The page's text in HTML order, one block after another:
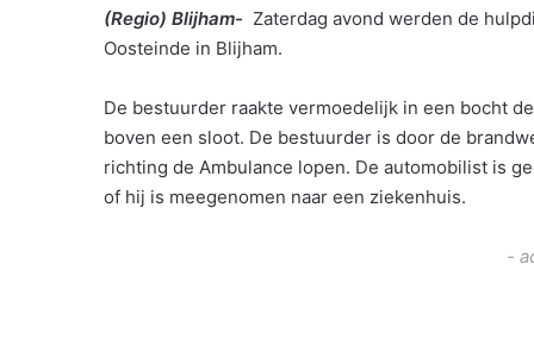
(Regio) Blijham- Zaterdag avond werden de
Oosteinde in Blijham.
De bestuurder raakte vermoedelijk in een bocht
boven een sloot. De bestuurder is door de
richting de Ambulance lopen. De automobilist is
of hij is meegenomen naar een ziekenhuis.
-